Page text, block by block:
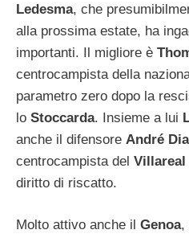
Ledesma, che
alla prossima estate, ha
importanti. Il migliore è
centrocampista della
parametro zero dopo la
lo Stoccarda. Insieme a lui
anche il difensore André
centrocampista del Villareal
diritto di riscatto.
Molto attivo anche il Genoa,